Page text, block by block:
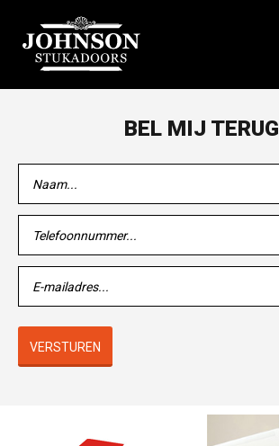
BEL MIJ TERUG
VERSTUREN